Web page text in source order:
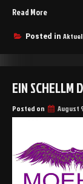
Read More„Fünf
Scooter
Posted in
EIN SCHELLM
Posted on August